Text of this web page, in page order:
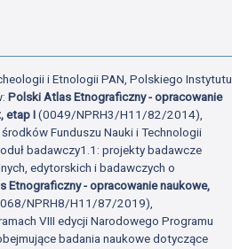
i Etnologii PAN, Polskiego Instytutu
Polski Atlas Etnograficzny - opracowanie
etap I(0049/NPRH3/H11/82/2014),
Funduszu Nauki i Technologii
badawczy1.1: projekty badawcze
edytorskich i badawczych o
Etnograficzny - opracowanie naukowe,
NPRH8/H11/87/2019),
VIII edycji Narodowego Programu
badania naukowe dotyczące